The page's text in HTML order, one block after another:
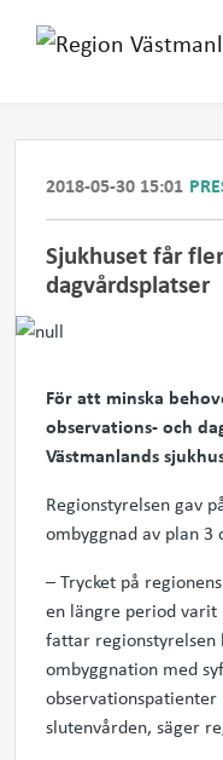
2018-05-30 15:01
​Sjukhuset får
dagvårdsplatser
För att minska
observations- och
Västmanlands
Regionstyrelsen gav
ombyggnad av plan 3
– Trycket på
en längre period
fattar regionstyrelsen
ombyggnation med
observationspatienter
slutenvården, säger